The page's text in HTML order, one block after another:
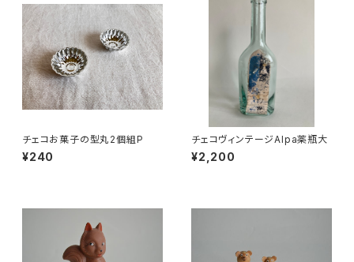
チェコお菓子の型丸2個組P
¥240
チェコヴィンテージAlpa薬瓶大
¥2,200